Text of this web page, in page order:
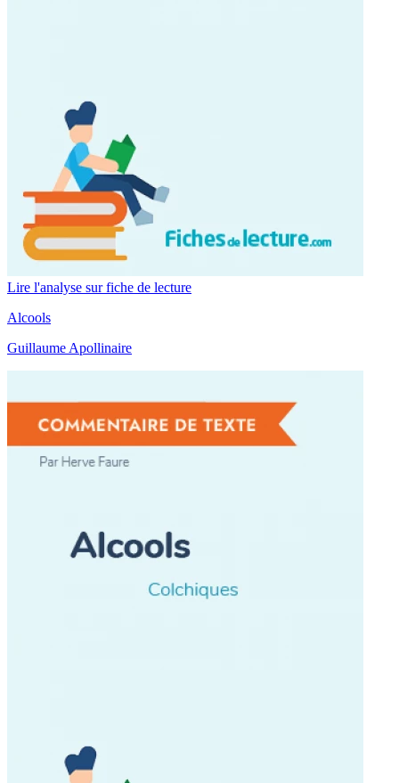
Lire l'analyse sur fiche de lecture
Alcools
Guillaume Apollinaire